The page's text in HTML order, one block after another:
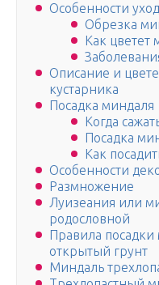
Особенности
Обрезка
Как цветет
Описание и
кустарника
Посадка миндаля
Когда
Посадка
Как
Особенности
Размножение
Луизеания или
родословной
Правила
открытый грунт
Миндаль